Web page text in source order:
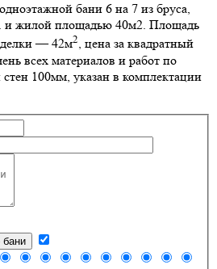
бани 6 на 7 из бруса,
и жилой площадью 40м2. Площадь
— 42м2, цена за квадратный
всех материалов и работ по
100мм, указан в комплектации
Заказать строительство бани